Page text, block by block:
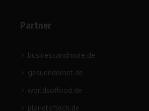
Partner
businessandmore.de
gesuendernet.de
worldsoffood.de
planetoftech.de